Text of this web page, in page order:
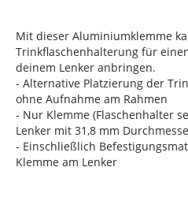
Mit dieser Aluminiumklemme
Trinkflaschenhalterung für
deinem Lenker anbringen.
- Alternative Platzierung der
ohne Aufnahme am Rahmen
- Nur Klemme (Flaschenhalter
Lenker mit 31,8 mm
- Einschließlich
Klemme am Lenker